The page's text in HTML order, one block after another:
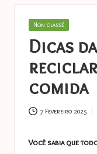
o
n
n
e
s
a
s
Posted
Non classé
Dicas
comida
7 Fevereiro 2025
Você sabia que